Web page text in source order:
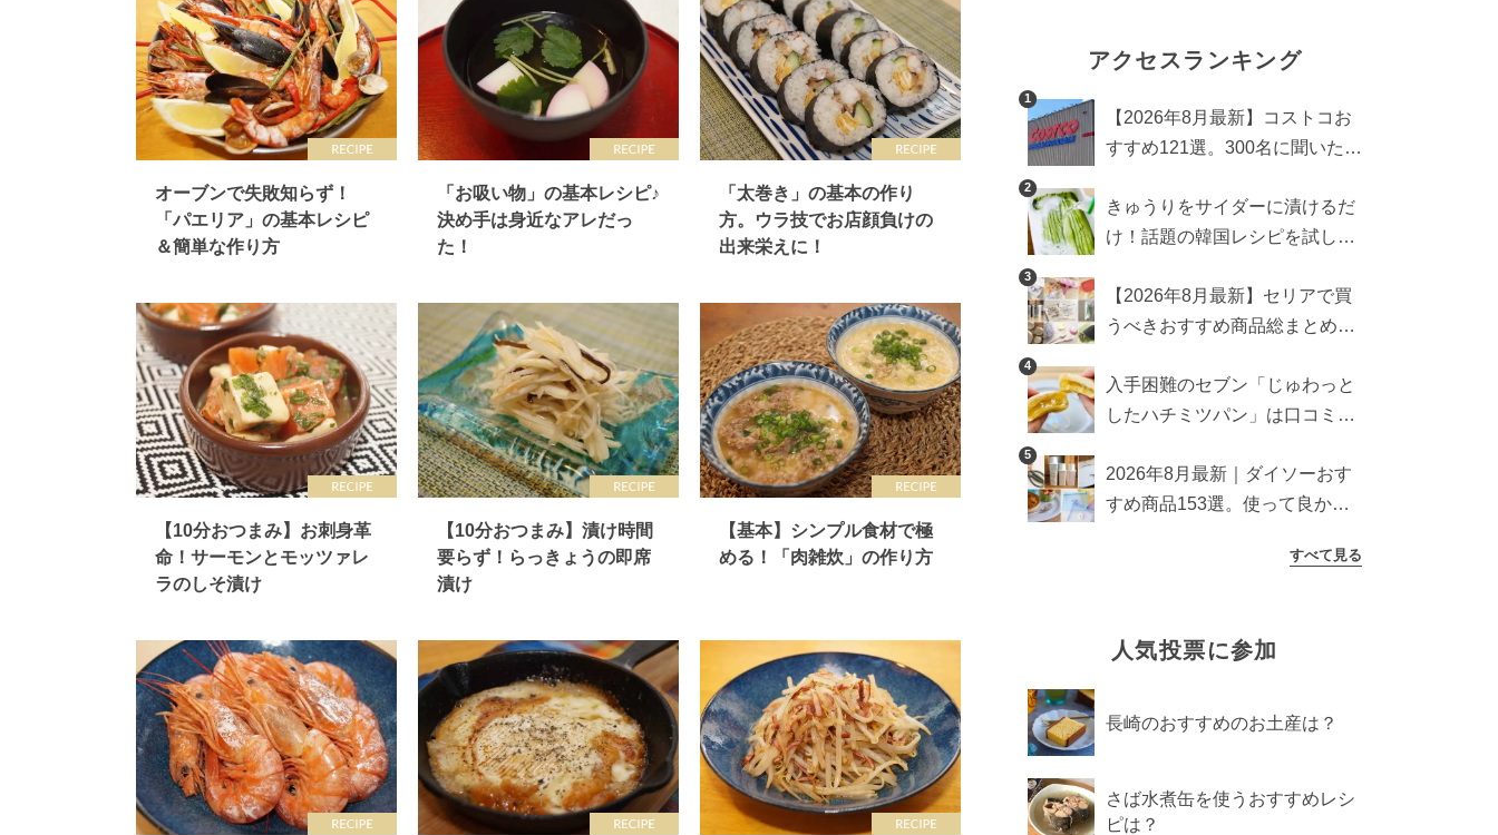
オーブンで失敗知らず！
「パエリア」の基本レシピ
＆簡単な作り方
「お吸い物」の基本レシピ♪
決め手は身近なアレだっ
た！
「太巻き」の基本の作り
方。ウラ技でお店顔負けの
出来栄えに！
【10分おつまみ】お刺身革
命！サーモンとモッツァレ
ラのしそ漬け
【10分おつまみ】漬け時間
要らず！らっきょうの即席
漬け
【基本】シンプル食材で極
める！「肉雑炊」の作り方
アクセスランキング
1
【2026年8月最新】コストコお
すすめ121選。300名に聞いた買
め商品も
2
きゅうりをサイダーに漬けるだ
け！話題の韓国レシピを試した
3
【2026年8月最新】セリアで買
うべきおすすめ商品総まとめ。
4
入手困難のセブン「じゅわっと
したハチミツパン」は口コミ通
検証
5
2026年8月最新｜ダイソーおす
すめ商品153選。使って良かっ
すべて見る
人気投票に参加
長崎のおすすめのお土産は？
さば水煮缶を使うおすすめレシ
ピは？